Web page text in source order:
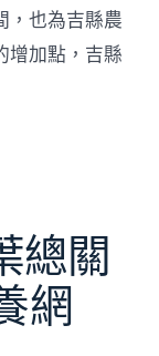
，也為吉縣農
增加點，吉縣
總關
網